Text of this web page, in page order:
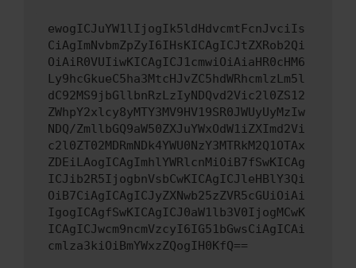
ewogICJuYW1lIjogIk5ldHdvcmtFcnJvciIs
CiAgImNvbmZpZyI6IHsKICAgICJtZXRob2Qi
OiAiR0VUIiwKICAgICJ1cmwiOiAiaHR0cHM6
Ly9hcGkueC5ha3MtcHJvZC5hdWRhcmlzLm5l
dC92MS9jbGllbnRzLzIyNDQvd2Vic2l0ZS12
ZWhpY2xlcy8yMTY3MV9HV19SR0JWUyUyMzIw
NDQ/ZmllbGQ9aW50ZXJuYWxOdW1iZXImd2Vi
c2l0ZT02MDRmNDk4YWU0NzY3MTRkM2Q1OTAx
ZDEiLAogICAgImhlYWRlcnMiOiB7fSwKICAg
ICJib2R5IjogbnVsbCwKICAgICJleHBlY3Qi
OiB7CiAgICAgICJyZXNwb25zZVR5cGUiOiAi
IgogICAgfSwKICAgICJ0aW1lb3V0IjogMCwK
ICAgICJwcm9ncmVzcyI6IG51bGwsCiAgICAi
cmlza3kiOiBmYWxzZQogIH0KfQ==